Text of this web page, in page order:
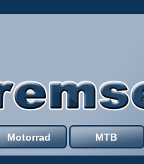
Motorrad MTB